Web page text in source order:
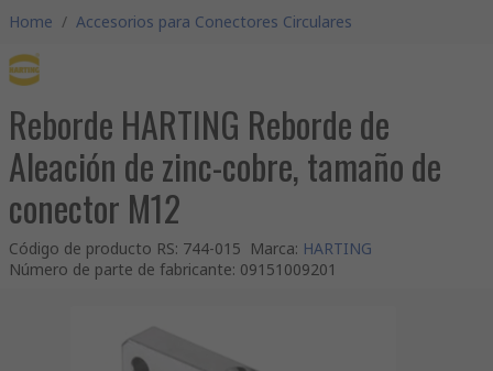
Home / Accesorios para Conectores Circulares
Reborde HARTING Reborde de
Aleación de zinc-cobre, tamaño de
conector M12
Código de producto RS: 744-015 Marca: HARTING
Número de parte de fabricante: 09151009201